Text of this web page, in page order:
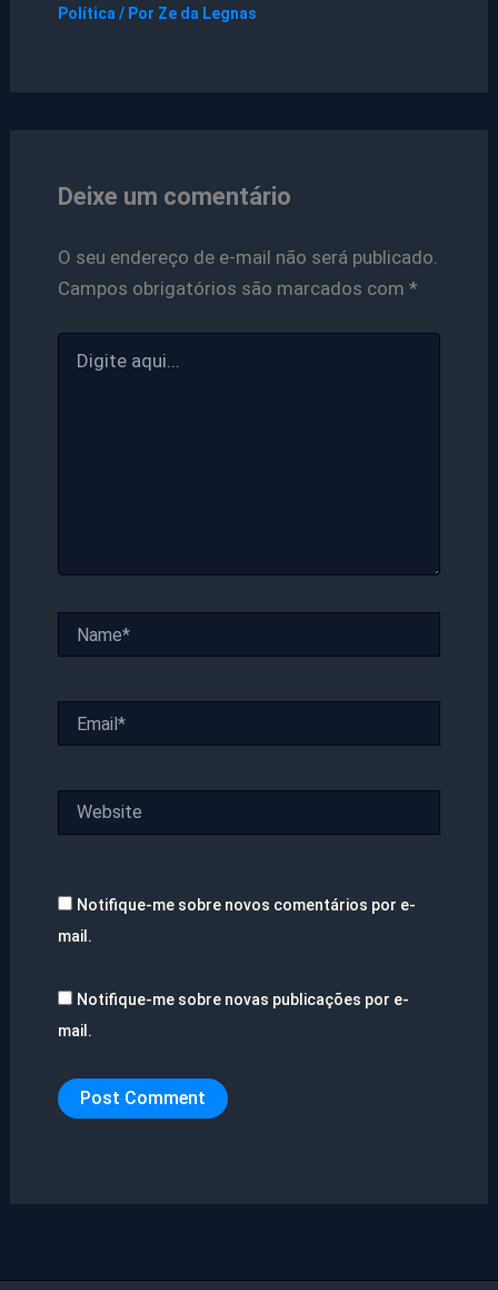
Política/ Por Ze da Legnas
Deixe um comentário
O seu endereço de e-mail não será publicado.
Campos obrigatórios são marcados com *
aqui...
Notifique-me sobre novos comentários por e-
mail.
Notifique-me sobre novas publicações por e-
mail.